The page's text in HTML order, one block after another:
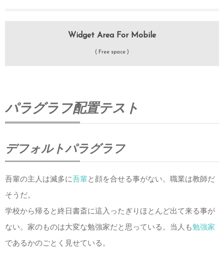
Widget Area For Mobile
( Free space )
パラグラフ配置テスト
デフォルトパラグラフ
吾輩の主人は滅多に吾輩と顔を合せる事がない。職業は教師だ
そうだ。
学校から帰ると終日書斎に這入ったぎりほとんど出て来る事が
ない。家のものは大変な勉強家だと思っている。当人も勉強家
であるかのごとく見せている。